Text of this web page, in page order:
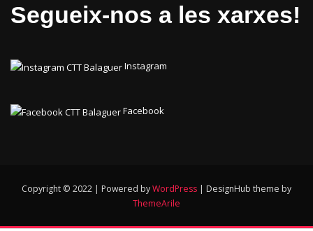
Segueix-nos a les xarxes!
Instagram
Facebook
Copyright © 2022 | Powered byWordPress | DesignHub theme by
ThemeArile